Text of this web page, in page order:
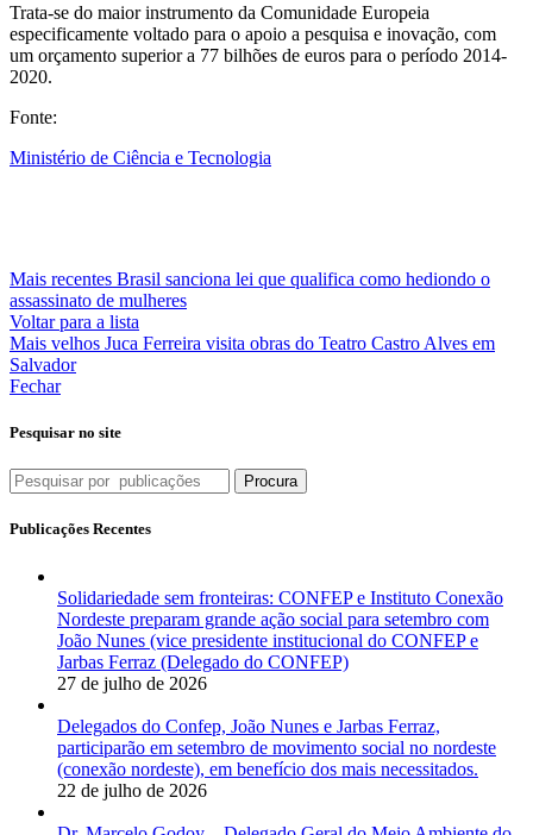
Trata-se do maior instrumento da Comunidade Europeia
especificamente voltado para o apoio a pesquisa e inovação, com
um orçamento superior a 77 bilhões de euros para o período 2014-
2020.
Fonte:
Ministério de Ciência e Tecnologia
Mais recentes Brasil sanciona lei que qualifica como hediondo o
assassinato de mulheres
Voltar para a lista
Mais velhos Juca Ferreira visita obras do Teatro Castro Alves em
Salvador
Fechar
Pesquisar no site
Procura
Publicações Recentes
Solidariedade sem fronteiras: CONFEP e Instituto Conexão
Nordeste preparam grande ação social para setembro com
João Nunes (vice presidente institucional do CONFEP e
Jarbas Ferraz (Delegado do CONFEP)
27 de julho de 2026
Delegados do Confep, João Nunes e Jarbas Ferraz,
participarão em setembro de movimento social no nordeste
(conexão nordeste), em benefício dos mais necessitados.
22 de julho de 2026